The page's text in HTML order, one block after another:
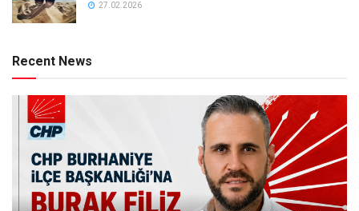
27.02.2026
Recent News